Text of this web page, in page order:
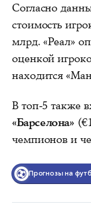
Согласно
стоимость
млрд. «Реал»
оценкой
находится
В топ-5 также
«Барселона»
чемпионов и
Прогнозы на